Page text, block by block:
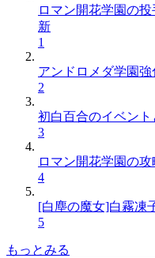
ロマン開花学園の
新
1
アンドロメダ学園
2
初白百合のイベント
3
ロマン開花学園の
4
[白塵の魔女]白霧凍
5
もっとみる